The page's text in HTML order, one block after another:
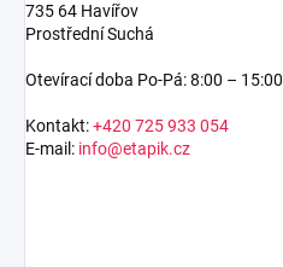
735 64 Havířov
Prostřední Suchá
Otevírací doba Po-Pá: 8:00 – 15:00
Kontakt:+420 725 933 054
E-mail: info@etapik.cz